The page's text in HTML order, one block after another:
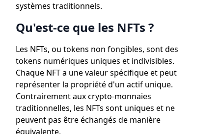
systèmes traditionnels.
Qu'est-ce que les NFTs ?
Les NFTs, ou tokens non fongibles, sont des
tokens numériques uniques et indivisibles.
Chaque NFT a une valeur spécifique et peut
représenter la propriété d'un actif unique.
Contrairement aux crypto-monnaies
traditionnelles, les NFTs sont uniques et ne
peuvent pas être échangés de manière
équivalente.